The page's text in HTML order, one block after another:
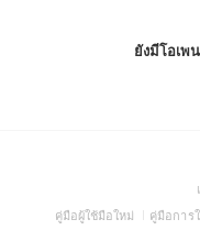
ยังมีโอเพ
คู่มือผู้ใช้มือใหม่
(Open
คู่มือการ